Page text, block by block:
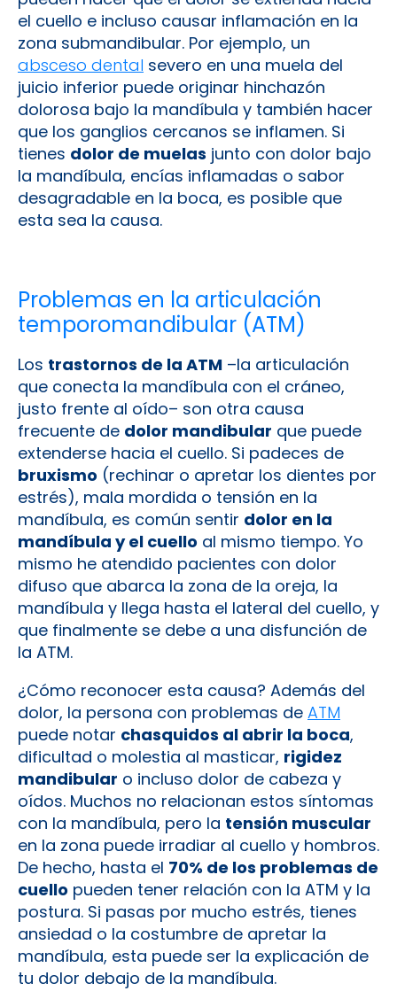
el cuello e incluso causar inflamación en la
zona submandibular. Por ejemplo, un
absceso dental severo en una muela del
juicio inferior puede originar hinchazón
dolorosa bajo la mandíbula y también hacer
que los ganglios cercanos se inflamen. Si
tienes dolor de muelas junto con dolor bajo
la mandíbula, encías inflamadas o sabor
desagradable en la boca, es posible que
esta sea la causa.
Problemas en la articulación
temporomandibular (ATM)
Los trastornos de la ATM –la articulación
que conecta la mandíbula con el cráneo,
justo frente al oído– son otra causa
frecuente de dolor mandibular que puede
extenderse hacia el cuello. Si padeces de
bruxismo (rechinar o apretar los dientes por
estrés), mala mordida o tensión en la
mandíbula, es común sentir dolor en la
mandíbula y el cuello al mismo tiempo. Yo
mismo he atendido pacientes con dolor
difuso que abarca la zona de la oreja, la
mandíbula y llega hasta el lateral del cuello, y
que finalmente se debe a una disfunción de
la ATM.
¿Cómo reconocer esta causa? Además del
dolor, la persona con problemas de ATM
puede notar chasquidos al abrir la boca,
dificultad o molestia al masticar, rigidez
mandibular o incluso dolor de cabeza y
oídos. Muchos no relacionan estos síntomas
con la mandíbula, pero la tensión muscular
en la zona puede irradiar al cuello y hombros.
De hecho, hasta el 70% de los problemas de
cuello pueden tener relación con la ATM y la
postura. Si pasas por mucho estrés, tienes
ansiedad o la costumbre de apretar la
mandíbula, esta puede ser la explicación de
tu dolor debajo de la mandíbula.